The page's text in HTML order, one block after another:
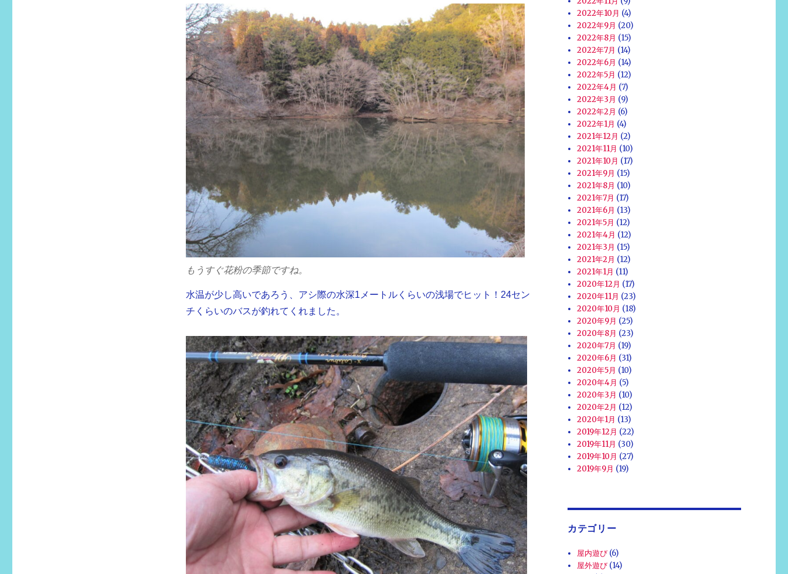
もうすぐ花粉の季節ですね。
水温が少し高いであろう、アシ際の水深1メートルくらいの浅場でヒット！24セン
チくらいのバスが釣れてくれました。
2022年10月 (4)
2022年9月 (20)
2022年8月 (15)
2022年7月 (14)
2022年6月 (14)
2022年5月 (12)
2022年4月 (7)
2022年3月 (9)
2022年2月 (6)
2022年1月 (4)
2021年12月 (2)
2021年11月 (10)
2021年10月 (17)
2021年9月 (15)
2021年8月 (10)
2021年7月 (17)
2021年6月 (13)
2021年5月 (12)
2021年4月 (12)
2021年3月 (15)
2021年2月 (12)
2021年1月 (11)
2020年12月 (17)
2020年11月 (23)
2020年10月 (18)
2020年9月 (25)
2020年8月 (23)
2020年7月 (19)
2020年6月 (31)
2020年5月 (10)
2020年4月 (5)
2020年3月 (10)
2020年2月 (12)
2020年1月 (13)
2019年12月 (22)
2019年11月 (30)
2019年10月 (27)
2019年9月 (19)
カテゴリー
屋内遊び (6)
屋外遊び (14)